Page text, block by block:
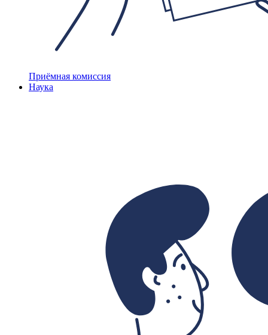
Приёмная комиссия
Наука